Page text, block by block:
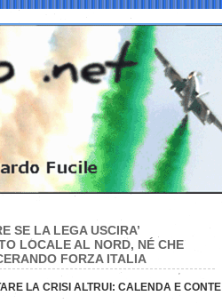
SE LA LEGA USCIRA’
LOCALE AL NORD, NÉ CHE
FORZA ITALIA
LA CRISI ALTRUI: CALENDA E CONTE